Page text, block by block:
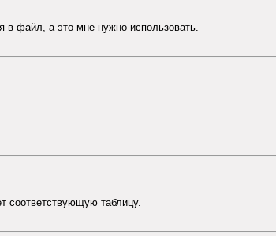
в файл, а это мне нужно использовать.
соответствующую таблицу.